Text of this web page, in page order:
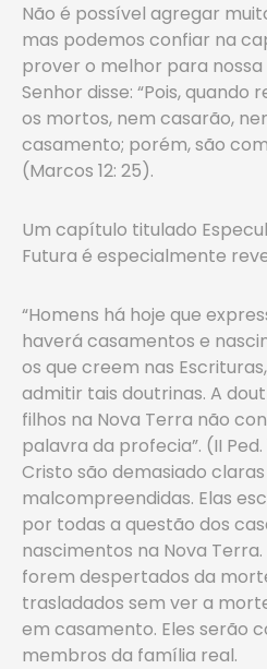
Não é possível agregar
mas podemos confiar na
prover o melhor para
Senhor disse: “Pois,
os mortos, nem casarão,
casamento; porém, são
(Marcos 12: 25).
Um capítulo titulado
Futura é especialmente
“Homens há hoje que
haverá casamentos e
os que creem nas
admitir tais doutrinas. A
filhos na Nova Terra não
palavra da profecia”. (II Ped.
Cristo são demasiado
malcompreendidas. Elas
por todas a questão dos
nascimentos na Nova
forem despertados da
trasladados sem ver a
em casamento. Eles serão
membros da família real.